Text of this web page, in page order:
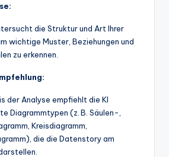
die Struktur und Art Ihrer
wichtige Muster, Beziehungen und
zu erkennen.
der Analyse empfiehlt die KI
Diagrammtypen (z. B. Säulen-,
Kreisdiagramm,
die die Datenstory am